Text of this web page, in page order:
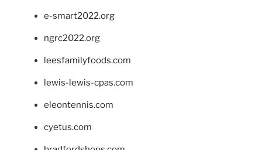
e-smart2022.org
ngrc2022.org
leesfamilyfoods.com
lewis-lewis-cpas.com
eleontennis.com
cyetus.com